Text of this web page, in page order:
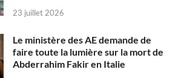
23 juillet 2026
Le ministère des AE demande de
faire toute la lumière sur la mort de
Abderrahim Fakir en Italie